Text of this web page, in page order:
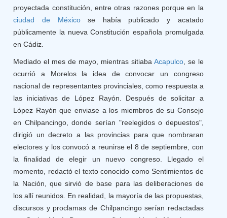
proyectada constitución, entre otras razones porque en la
ciudad de Méxicose había publicado y acatado
públicamente la nueva Constitución española promulgada
en Cádiz.
Mediado el mes de mayo, mientras sitiaba Acapulco, se le
ocurrió a Morelos la idea de convocar un congreso
nacional de representantes provinciales, como respuesta a
las iniciativas de López Rayón. Después de solicitar a
López Rayón que enviase a los miembros de su Consejo
en Chilpancingo, donde serían "reelegidos o depuestos",
dirigió un decreto a las provincias para que nombraran
electores y los convocó a reunirse el 8 de septiembre, con
la finalidad de elegir un nuevo congreso. Llegado el
momento, redactó el texto conocido como Sentimientos de
la Nación, que sirvió de base para las deliberaciones de
los allí reunidos. En realidad, la mayoría de las propuestas,
discursos y proclamas de Chilpancingo serían redactadas